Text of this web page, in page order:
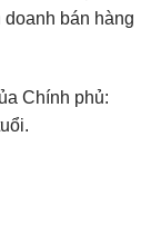
doanh bán hàng
Chính phủ: